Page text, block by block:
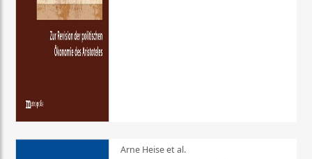
Arne Heise et al.